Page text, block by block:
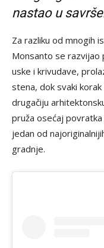
nastao u
Za razliku od mnogih
Monsanto se razvijao
uske i krivudave,
stena, dok svaki
drugačiju
pruža osećaj
jedan od
gradnje.